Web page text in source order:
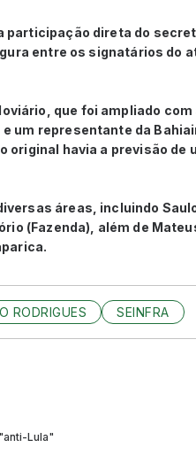
participação direta do
entre os signatários do
que foi ampliado com
um representante da
original havia a previsão de
áreas, incluindo
(Fazenda), além de
RODRIGUES SEINFRA
Lula"